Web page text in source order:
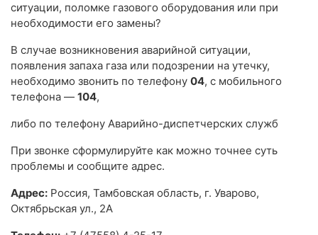
ситуации, поломке газового оборудования или при
необходимости его замены?
В случае возникновения аварийной ситуации,
появления запаха газа или подозрении на утечку,
необходимо звонить по телефону 04, с мобильного
телефона — 104,
либо по телефону Аварийно-диспетчерских служб
При звонке сформулируйте как можно точнее суть
проблемы и сообщите адрес.
Адрес: Россия, Тамбовская область, г. Уварово,
Октябрьская ул., 2А